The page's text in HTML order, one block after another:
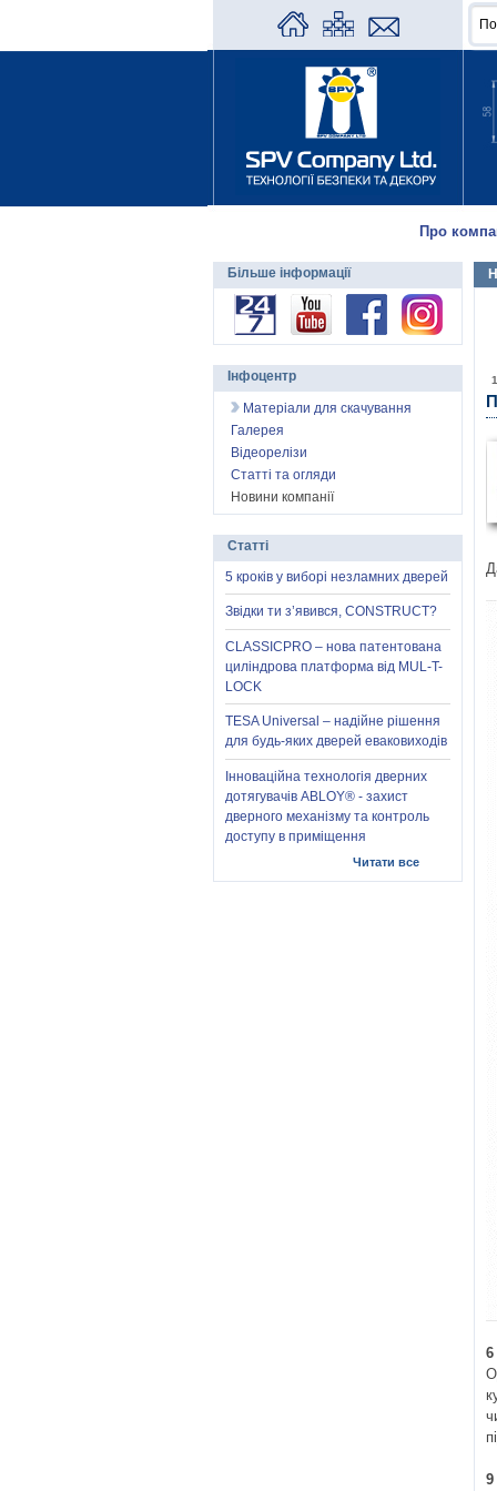
Про
6
9
Більше інформації
Інфоцентр
Матеріали для скачування
Галерея
Відеорелізи
Статті та огляди
Новини компанії
Статті
5 кроків у виборі незламних дверей
Звідки ти з’явився, CONSTRUCT?
CLASSICPRO – нова патентована
циліндрова платформа від MUL-T-
LOCK
TESA Universal – надійне рішення
для будь-яких дверей еваковиходів
Інноваційна технологія дверних
дотягувачів ABLOY® - захист
дверного механізму та контроль
доступу в приміщення
Читати все